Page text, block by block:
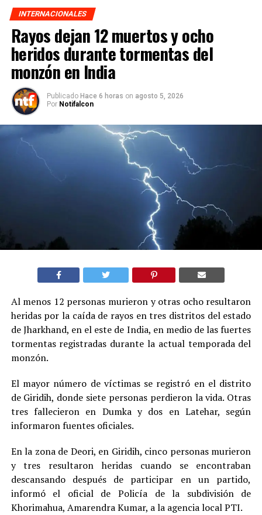
INTERNACIONALES
Rayos dejan 12 muertos y ocho
heridos durante tormentas del
monzón en India
Publicado Hace 6 horas on agosto 5, 2026
Por Notifalcon
Al menos 12 personas murieron y otras ocho resultaron
heridas por la caída de rayos en tres distritos del estado
de Jharkhand, en el este de India, en medio de las fuertes
tormentas registradas durante la actual temporada del
monzón.
El mayor número de víctimas se registró en el distrito
de Giridih, donde siete personas perdieron la vida. Otras
tres fallecieron en Dumka y dos en Latehar, según
informaron fuentes oficiales.
En la zona de Deori, en Giridih, cinco personas murieron
y tres resultaron heridas cuando se encontraban
descansando después de participar en un partido,
informó el oficial de Policía de la subdivisión de
Khorimahua, Amarendra Kumar, a la agencia local PTI.